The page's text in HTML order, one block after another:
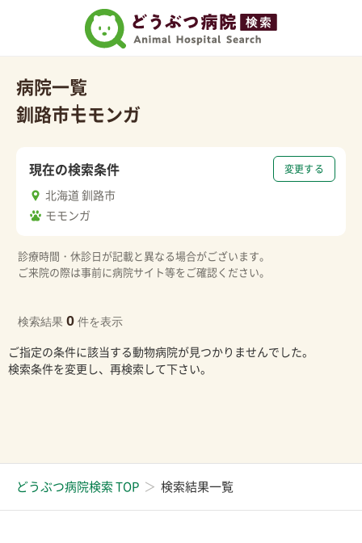
病院一覧
釧路市モモンガ
変更する
現在の検索条件
北海道 釧路市
モモンガ
診療時間・休診日が記載と異なる場合がございます。
ご来院の際は事前に病院サイト等をご確認ください。
検索結果 0 件を表示
ご指定の条件に該当する動物病院が見つかりませんでした。
検索条件を変更し、再検索して下さい。
どうぶつ病院検索 TOP 検索結果一覧